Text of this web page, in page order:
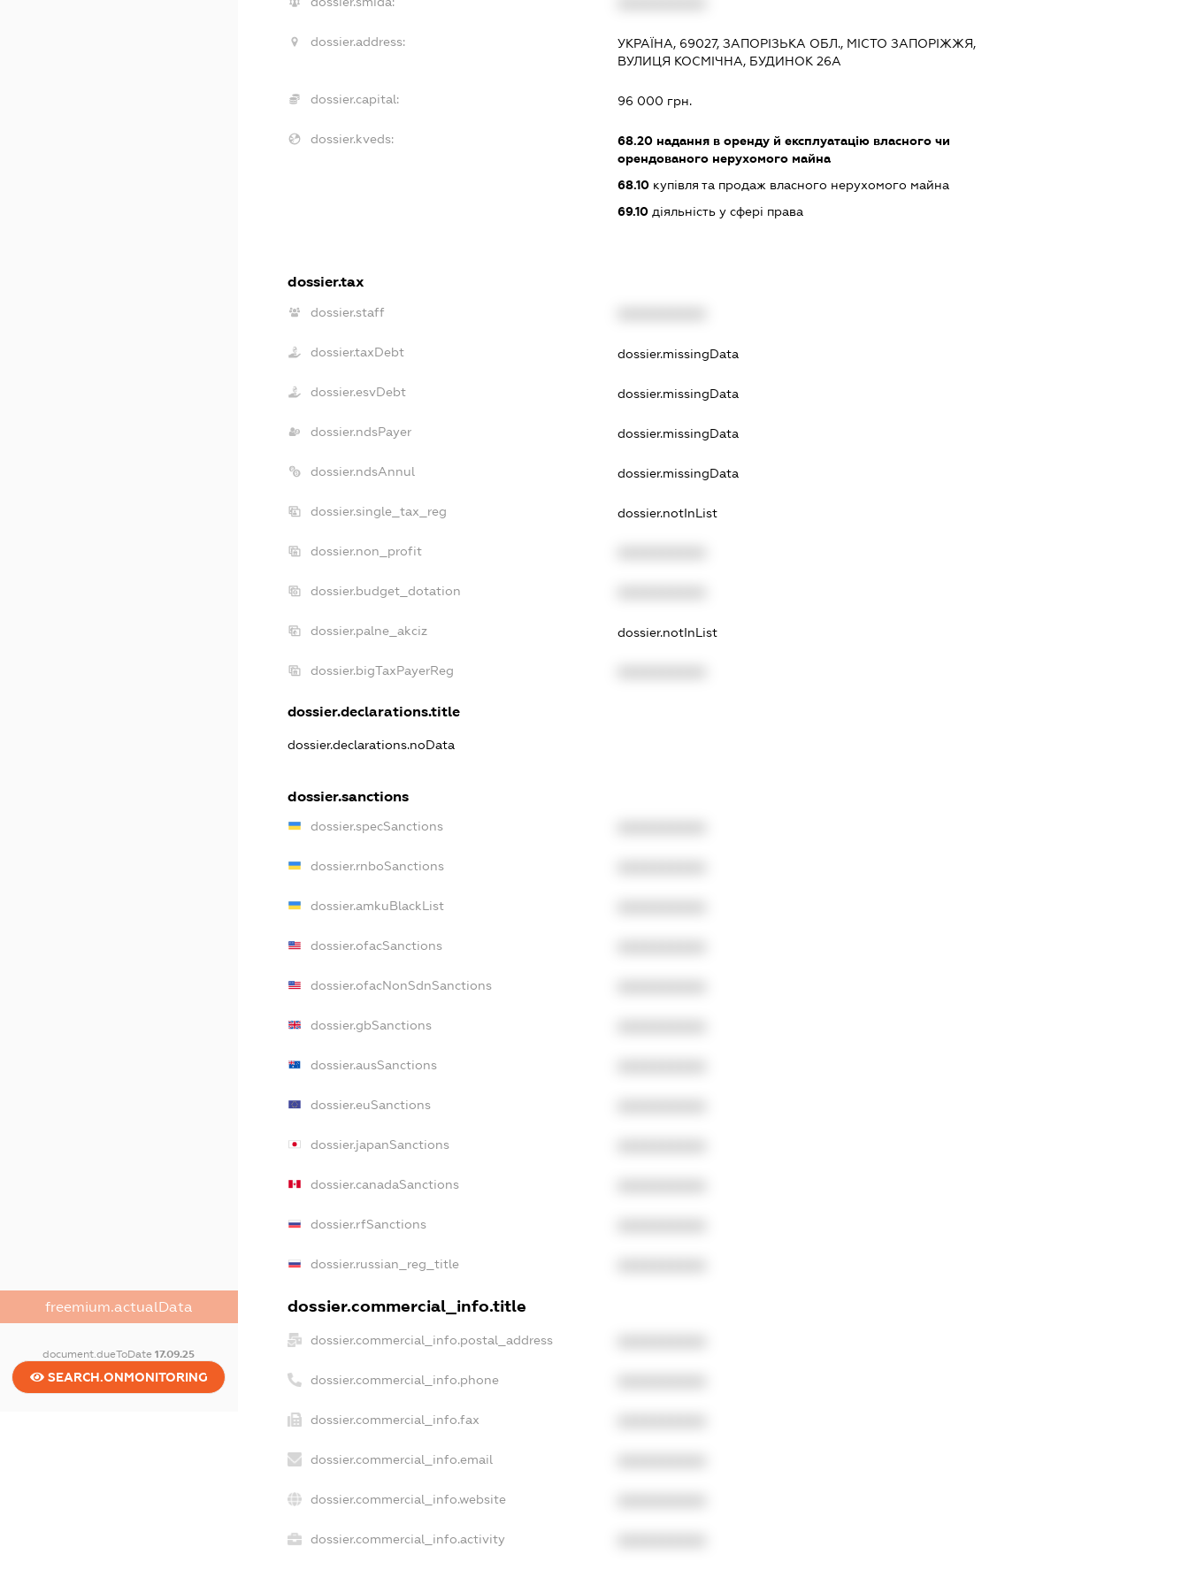
freemium.actualData
document.dueToDate17.09.25
SEARCH.ONMONITORING
dossier.address:
УКРАЇНА, 69027, ЗАПОРІЗЬКА ОБЛ., МІСТО ЗАПОРІЖЖЯ,
ВУЛИЦЯ КОСМІЧНА, БУДИНОК 26А
dossier.capital: 96 000 грн.
dossier.kveds: 68.20надання в оренду й експлуатацію власного чи
орендованого нерухомого майна
68.10купівля та продаж власного нерухомого майна
69.10діяльність у сфері права
dossier.tax
dossier.staff
dossier.taxDebt dossier.missingData
dossier.esvDebt dossier.missingData
dossier.ndsPayer dossier.missingData
dossier.ndsAnnul dossier.missingData
dossier.single_tax_reg dossier.notInList
dossier.non_profit
dossier.budget_dotation
dossier.palne_akciz dossier.notInList
dossier.bigTaxPayerReg
dossier.declarations.title
dossier.declarations.noData
dossier.sanctions
dossier.specSanctions
dossier.rnboSanctions
dossier.amkuBlackList
dossier.ofacSanctions
dossier.ofacNonSdnSanctions
dossier.gbSanctions
dossier.ausSanctions
dossier.euSanctions
dossier.japanSanctions
dossier.canadaSanctions
dossier.rfSanctions
dossier.russian_reg_title
dossier.commercial_info.title
dossier.commercial_info.postal_address
dossier.commercial_info.phone
dossier.commercial_info.fax
dossier.commercial_info.email
dossier.commercial_info.website
dossier.commercial_info.activity